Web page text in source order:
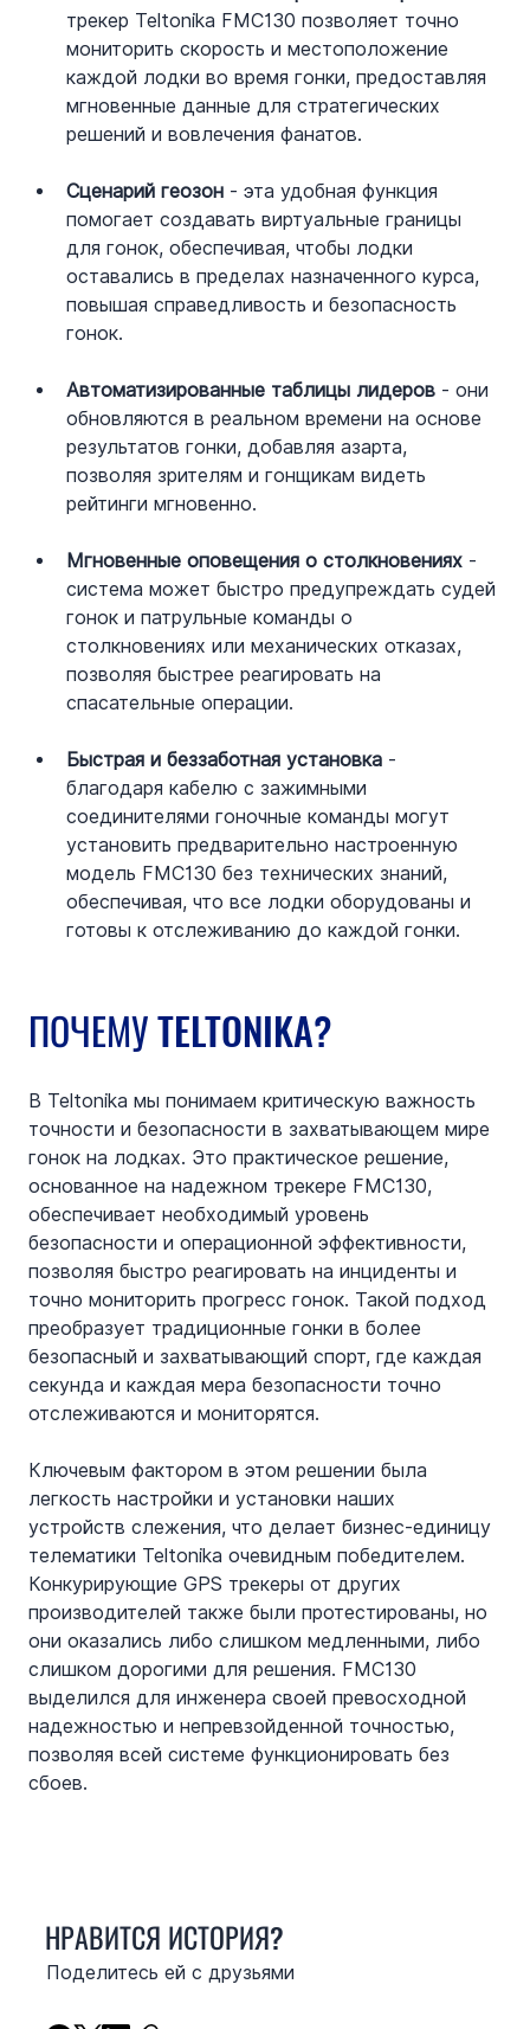
трекер Teltonika FMC130 позволяет точно
мониторить скорость и местоположение
каждой лодки во время гонки, предоставляя
мгновенные данные для стратегических
решений и вовлечения фанатов.
Сценарий геозон - эта удобная функция
помогает создавать виртуальные границы
для гонок, обеспечивая, чтобы лодки
оставались в пределах назначенного курса,
повышая справедливость и безопасность
гонок.
Автоматизированные таблицы лидеров - они
обновляются в реальном времени на основе
результатов гонки, добавляя азарта,
позволяя зрителям и гонщикам видеть
рейтинги мгновенно.
Мгновенные оповещения о столкновениях -
система может быстро предупреждать судей
гонок и патрульные команды о
столкновениях или механических отказах,
позволяя быстрее реагировать на
спасательные операции.
Быстрая и беззаботная установка -
благодаря кабелю с зажимными
соединителями гоночные команды могут
установить предварительно настроенную
модель FMC130 без технических знаний,
обеспечивая, что все лодки оборудованы и
готовы к отслеживанию до каждой гонки.
ПОЧЕМУ TELTONIKA?
В Teltonika мы понимаем критическую важность
точности и безопасности в захватывающем мире
гонок на лодках. Это практическое решение,
основанное на надежном трекере FMC130,
обеспечивает необходимый уровень
безопасности и операционной эффективности,
позволяя быстро реагировать на инциденты и
точно мониторить прогресс гонок. Такой подход
преобразует традиционные гонки в более
безопасный и захватывающий спорт, где каждая
секунда и каждая мера безопасности точно
отслеживаются и мониторятся.
Ключевым фактором в этом решении была
легкость настройки и установки наших
устройств слежения, что делает бизнес-единицу
телематики Teltonika очевидным победителем.
Конкурирующие GPS трекеры от других
производителей также были протестированы, но
они оказались либо слишком медленными, либо
слишком дорогими для решения. FMC130
выделился для инженера своей превосходной
надежностью и непревзойденной точностью,
позволяя всей системе функционировать без
сбоев.
НРАВИТСЯ ИСТОРИЯ?
Поделитесь ей с друзьями